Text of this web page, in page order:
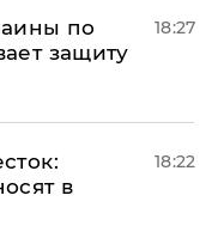
по
защиту
18:27
в
18:22